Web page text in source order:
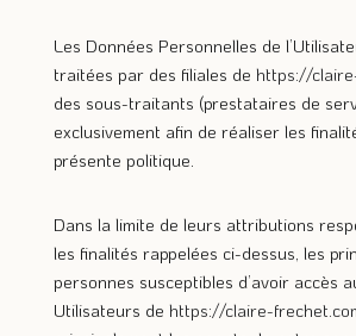
Les Données Personnelles de
traitées par des filiales de https://
des sous-traitants (prestataires de
exclusivement afin de réaliser les
présente politique.
Dans la limite de leurs attributions
les finalités rappelées ci-dessus, les
personnes susceptibles d’avoir accès
Utilisateurs de https://claire-